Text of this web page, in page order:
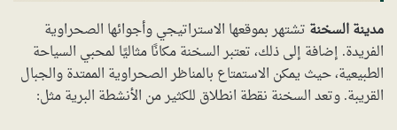
مدينة السخنة تشتهر بموقعها الاستراتيجي وأجوائها الصحراوية
الفريدة. إضافة إلى ذلك، تعتبر السخنة مكانًا مثاليًا لمحبي السياحة
الطبيعية، حيث يمكن الاستمتاع بالمناظر الصحراوية الممتدة والجبال
القريبة. وتعد السخنة نقطة انطلاق للكثير من الأنشطة البرية مثل: